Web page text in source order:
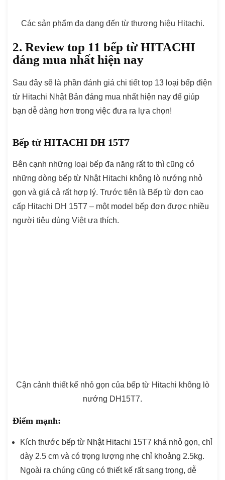
Các sản phẩm đa dạng đến từ thương hiệu Hitachi.
2. Review top 11 bếp từ HITACHI
đáng mua nhất hiện nay
Sau đây sẽ là phần đánh giá chi tiết top 13 loại bếp điện
từ Hitachi Nhật Bản đáng mua nhất hiện nay để giúp
bạn dễ dàng hơn trong việc đưa ra lựa chọn!
Bếp từ HITACHI DH 15T7
Bên cạnh những loại bếp đa năng rất to thì cũng có
những dòng bếp từ Nhật Hitachi không lò nướng nhỏ
gọn và giá cả rất hợp lý. Trước tiên là Bếp từ đơn cao
cấp Hitachi DH 15T7 – một model bếp đơn được nhiều
người tiêu dùng Việt ưa thích.
Cận cảnh thiết kế nhỏ gọn của bếp từ Hitachi không lò
nướng DH15T7.
Điểm mạnh:
Kích thước bếp từ Nhật Hitachi 15T7 khá nhỏ gọn, chỉ
dày 2.5 cm và có trọng lượng nhẹ chỉ khoảng 2.5kg.
Ngoài ra chúng cũng có thiết kế rất sang trọng, dễ